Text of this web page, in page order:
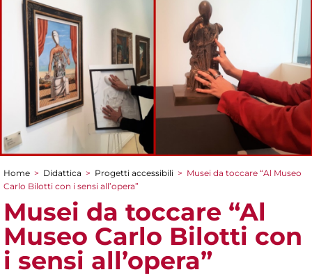
Tu sei qui
Home > Didattica > Progetti accessibili > Musei da toccare “Al Museo
Carlo Bilotti con i sensi all’opera”
Musei da toccare “Al
Museo Carlo Bilotti con
i sensi all’opera”